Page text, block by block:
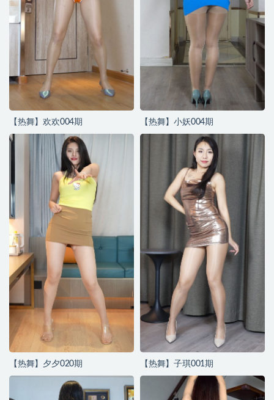
【热舞】欢欢004期 【热舞】小妖004期
【热舞】夕夕020期 【热舞】子琪001期